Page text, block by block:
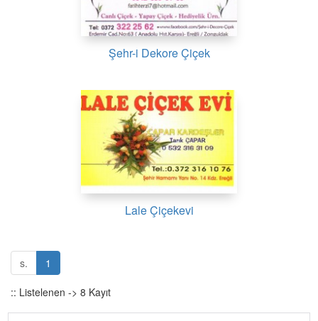
Şehr-i Dekore Çiçek
Lale Çiçekevi
s. 1
:: Listelenen -> 8 Kayıt